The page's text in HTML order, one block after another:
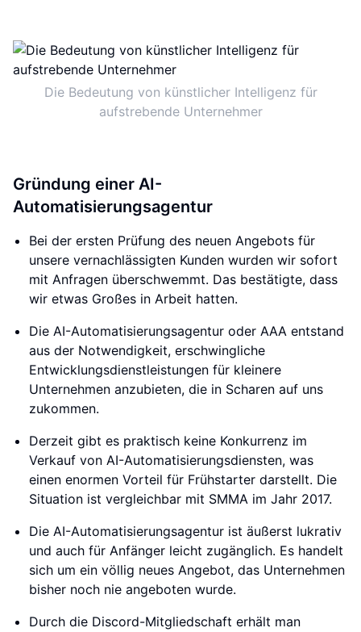
Die Bedeutung von künstlicher Intelligenz für
aufstrebende Unternehmer
Gründung einer AI-
Automatisierungsagentur
Bei der ersten Prüfung des neuen Angebots für
unsere vernachlässigten Kunden wurden wir sofort
mit Anfragen überschwemmt. Das bestätigte, dass
wir etwas Großes in Arbeit hatten.
Die AI-Automatisierungsagentur oder AAA entstand
aus der Notwendigkeit, erschwingliche
Entwicklungsdienstleistungen für kleinere
Unternehmen anzubieten, die in Scharen auf uns
zukommen.
Derzeit gibt es praktisch keine Konkurrenz im
Verkauf von AI-Automatisierungsdiensten, was
einen enormen Vorteil für Frühstarter darstellt. Die
Situation ist vergleichbar mit SMMA im Jahr 2017.
Die AI-Automatisierungsagentur ist äußerst lukrativ
und auch für Anfänger leicht zugänglich. Es handelt
sich um ein völlig neues Angebot, das Unternehmen
bisher noch nie angeboten wurde.
Durch die Discord-Mitgliedschaft erhält man